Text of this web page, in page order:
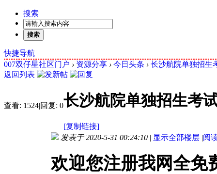
搜索
搜索
快捷导航
007双仔星社区门户 › 资源分享 › 今日头条 › 长沙航院单独招生
返回列表
查看: 1524|回复: 0长沙航院单独招生考
[复制链接]
发表于 2020-5-31 00:24:10 | 显示全部楼层 |阅
欢迎您注册我网全免